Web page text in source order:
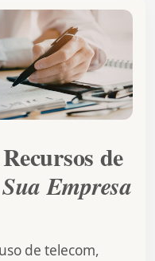
de
Empresa
de telecom,